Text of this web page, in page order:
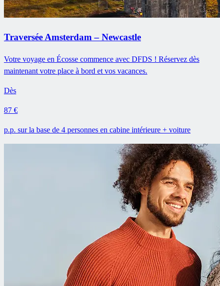
Traversée Amsterdam – Newcastle
Votre voyage en Écosse commence avec DFDS ! Réservez dès
maintenant votre place à bord et vos vacances.
Dès
87 €
p.p. sur la base de 4 personnes en cabine intérieure + voiture